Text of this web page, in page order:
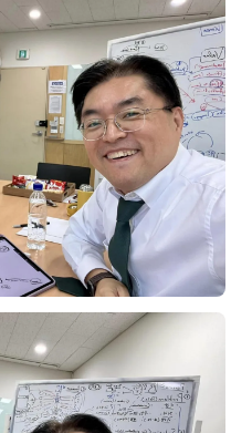
15
3
1